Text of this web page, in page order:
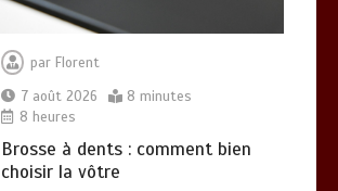
par Florent
7 août 2026
8 minutes
8 heures
Brosse à dents : comment bien
choisir la vôtre